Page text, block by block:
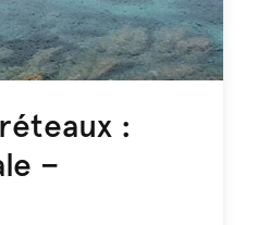
:
–